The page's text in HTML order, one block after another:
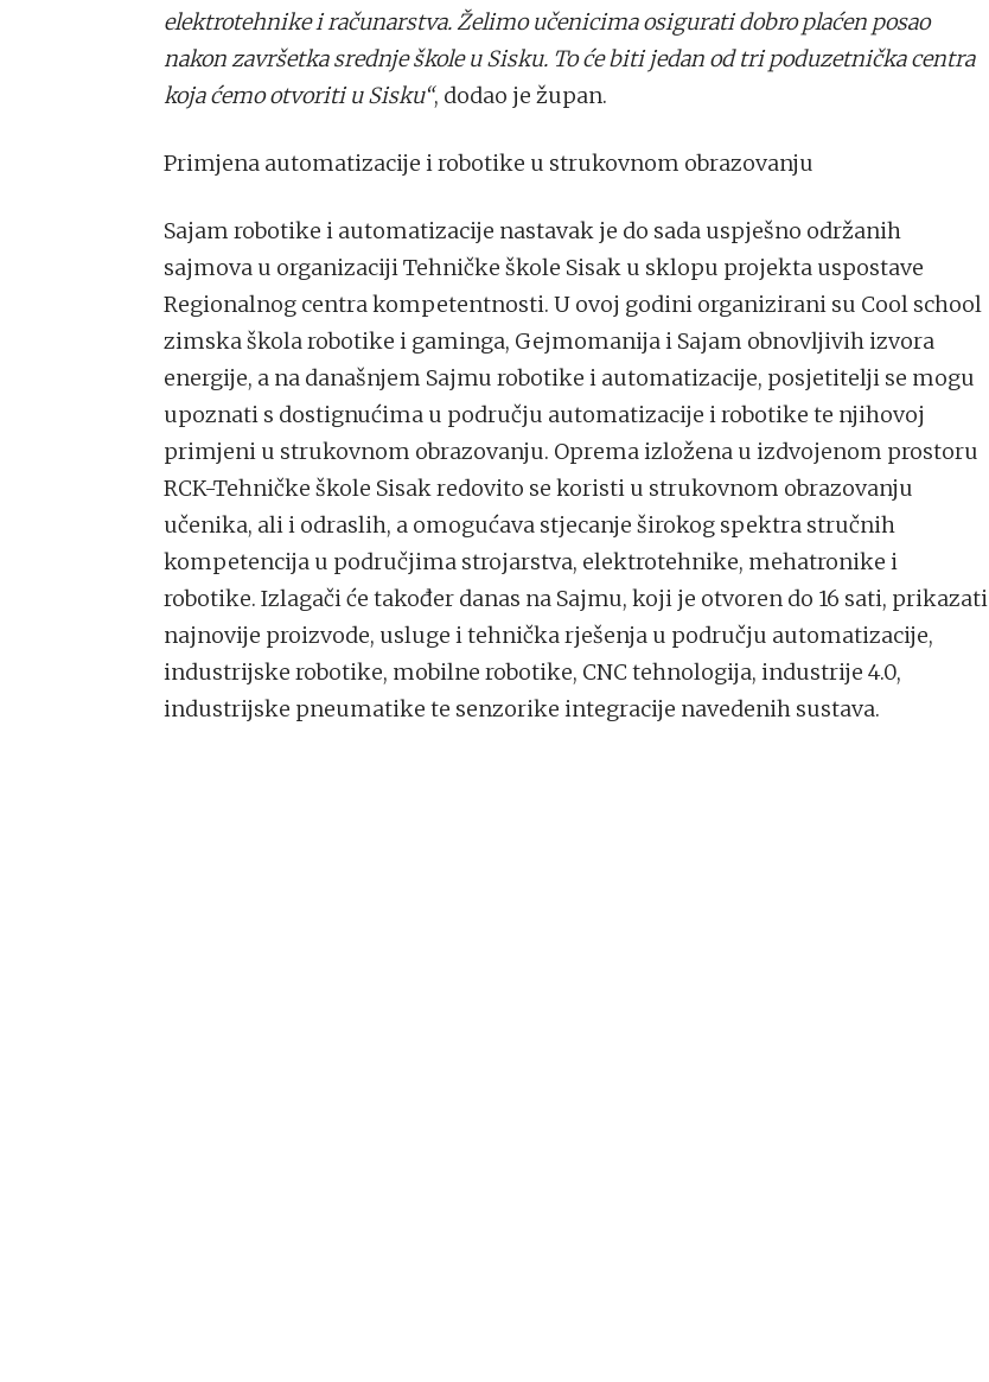
elektrotehnike i računarstva. Želimo učenicima osigurati dobro plaćen posao
nakon završetka srednje škole u Sisku. To će biti jedan od tri poduzetnička centra
koja ćemo otvoriti u Sisku“, dodao je župan.
Primjena automatizacije i robotike u strukovnom obrazovanju
Sajam robotike i automatizacije nastavak je do sada uspješno održanih
sajmova u organizaciji Tehničke škole Sisak u sklopu projekta uspostave
Regionalnog centra kompetentnosti. U ovoj godini organizirani su Cool school
zimska škola robotike i gaminga, Gejmomanija i Sajam obnovljivih izvora
energije, a na današnjem Sajmu robotike i automatizacije, posjetitelji se mogu
upoznati s dostignućima u području automatizacije i robotike te njihovoj
primjeni u strukovnom obrazovanju. Oprema izložena u izdvojenom prostoru
RCK-Tehničke škole Sisak redovito se koristi u strukovnom obrazovanju
učenika, ali i odraslih, a omogućava stjecanje širokog spektra stručnih
kompetencija u područjima strojarstva, elektrotehnike, mehatronike i
robotike. Izlagači će također danas na Sajmu, koji je otvoren do 16 sati, prikazati
najnovije proizvode, usluge i tehnička rješenja u području automatizacije,
industrijske robotike, mobilne robotike, CNC tehnologija, industrije 4.0,
industrijske pneumatike te senzorike integracije navedenih sustava.